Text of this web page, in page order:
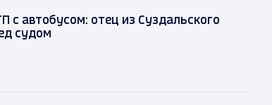
с автобусом: отец из Суздальского
судом